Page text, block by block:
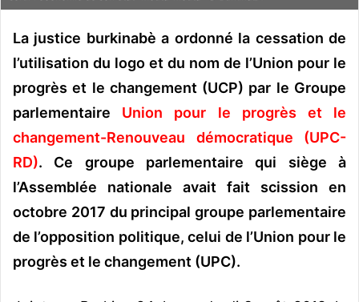
o
r
u
n
o
u
r
r
e
l
La justice burkinabè a ordonné la cessation de
l’utilisation du logo et du nom de l’Union pour le
progrès et le changement (UCP) par le Groupe
parlementaire Union pour le progrès et le
changement-Renouveau démocratique (UPC-
RD). Ce groupe parlementaire qui siège à
l’Assemblée nationale avait fait scission en
octobre 2017 du principal groupe parlementaire
de l’opposition politique, celui de l’Union pour le
progrès et le changement (UPC).